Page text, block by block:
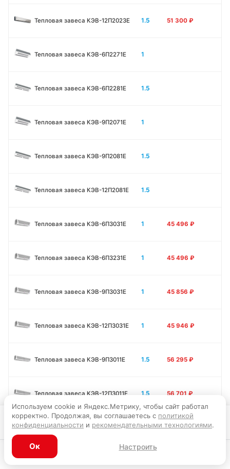
Главная
Тепловая завеса КЭВ-12П2023E 1.5 51 300 ₽
Тепловая завеса КЭВ-6П2271E 1
Тепловая завеса КЭВ-6П2281E 1.5
Тепловая завеса КЭВ-9П2071E 1
Тепловая завеса КЭВ-9П2081E 1.5
Тепловая завеса КЭВ-12П2081E 1.5
Тепловая завеса КЭВ-6П3031E 1 45 496 ₽
Тепловая завеса КЭВ-6П3231E 1 45 496 ₽
Тепловая завеса КЭВ-9П3031E 1 45 856 ₽
Тепловая завеса КЭВ-12П3031E 1 45 946 ₽
Тепловая завеса КЭВ-9П3011E 1.5 56 295 ₽
Тепловая завеса КЭВ-12П3011E 1.5 56 701 ₽
Тепловая завеса КЭВ-15П3011E 1.5 57 331₽
Используем cookie и Яндекс.Метрику, чтобы сайт работал
корректно. Продолжая, вы соглашаетесь с политикой
конфиденциальности и рекомендательными технологиями.
Ок Настроить
Запросить цену